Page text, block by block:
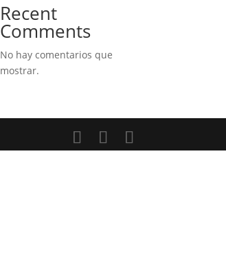
Recent
Comments
No hay comentarios que
mostrar.